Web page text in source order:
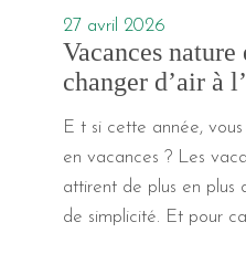
27 avril 2026
Vacances nature
changer d’air à
E t si cette année,
en vacances ? Les
attirent de plus en plus
de simplicité. Et pour